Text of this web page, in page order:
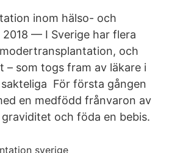
inom hälso- och
— I Sverige har flera
och
– som togs fram av läkare i
För första gången
en medfödd frånvaron av
och föda en bebis.